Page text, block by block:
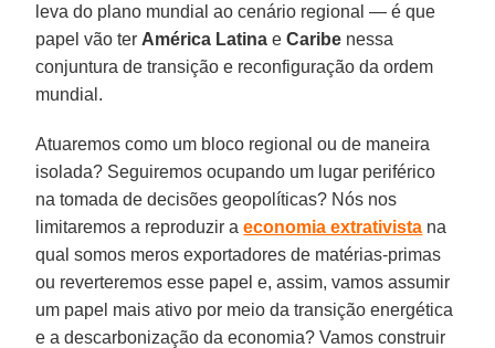
leva do plano mundial ao cenário regional — é que
papel vão ter América Latina eCaribe nessa
conjuntura de transição e reconfiguração da ordem
mundial.
Atuaremos como um bloco regional ou de maneira
isolada? Seguiremos ocupando um lugar periférico
na tomada de decisões geopolíticas? Nós nos
limitaremos a reproduzir aeconomia extrativista na
qual somos meros exportadores de matérias-primas
ou reverteremos esse papel e, assim, vamos assumir
um papel mais ativo por meio da transição energética
e a descarbonização da economia? Vamos construir